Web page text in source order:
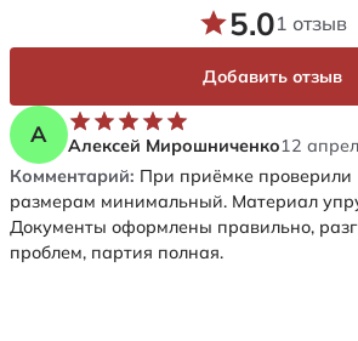
А Алексей Мирошниченко12
Комментарий: При приёмке проверили
размерам минимальный. Материал
Документы оформлены правильно,
проблем, партия полная.
5.01 отзыв
Добавить отзыв